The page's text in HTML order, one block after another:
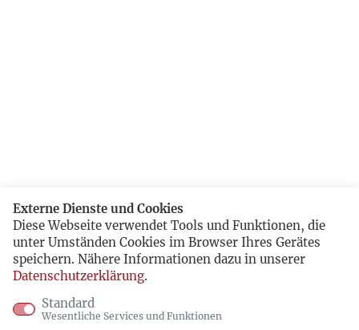
Externe Dienste und Cookies
Diese Webseite verwendet Tools und Funktionen, die
unter Umständen Cookies im Browser Ihres Gerätes
speichern. Nähere Informationen dazu in unserer
Datenschutzerklärung.
Standard
Wesentliche Services und Funktionen